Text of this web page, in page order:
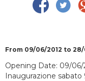
From 09/06/2012 to 28/
Opening Date: 09/06/
Inaugurazione